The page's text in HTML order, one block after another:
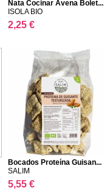
Nata Cocinar Avena Bolet...
ISOLA BIO
2,25 €
Bocados Proteína Guisan...
SALIM
5,55 €